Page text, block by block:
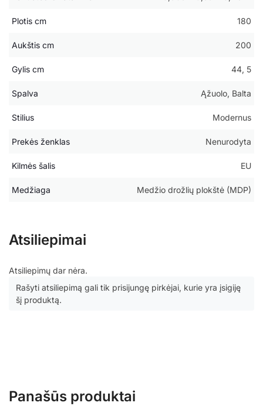
Plotis cm 180
Aukštis cm 200
Gylis cm 44, 5
Spalva Ąžuolo, Balta
Stilius Modernus
Prekės ženklas Nenurodyta
Kilmės šalis EU
Medžiaga Medžio drožlių plokštė (MDP)
Atsiliepimai
Atsiliepimų dar nėra.
Rašyti atsiliepimą gali tik prisijungę pirkėjai, kurie yra įsigiję
šį produktą.
Panašūs produktai